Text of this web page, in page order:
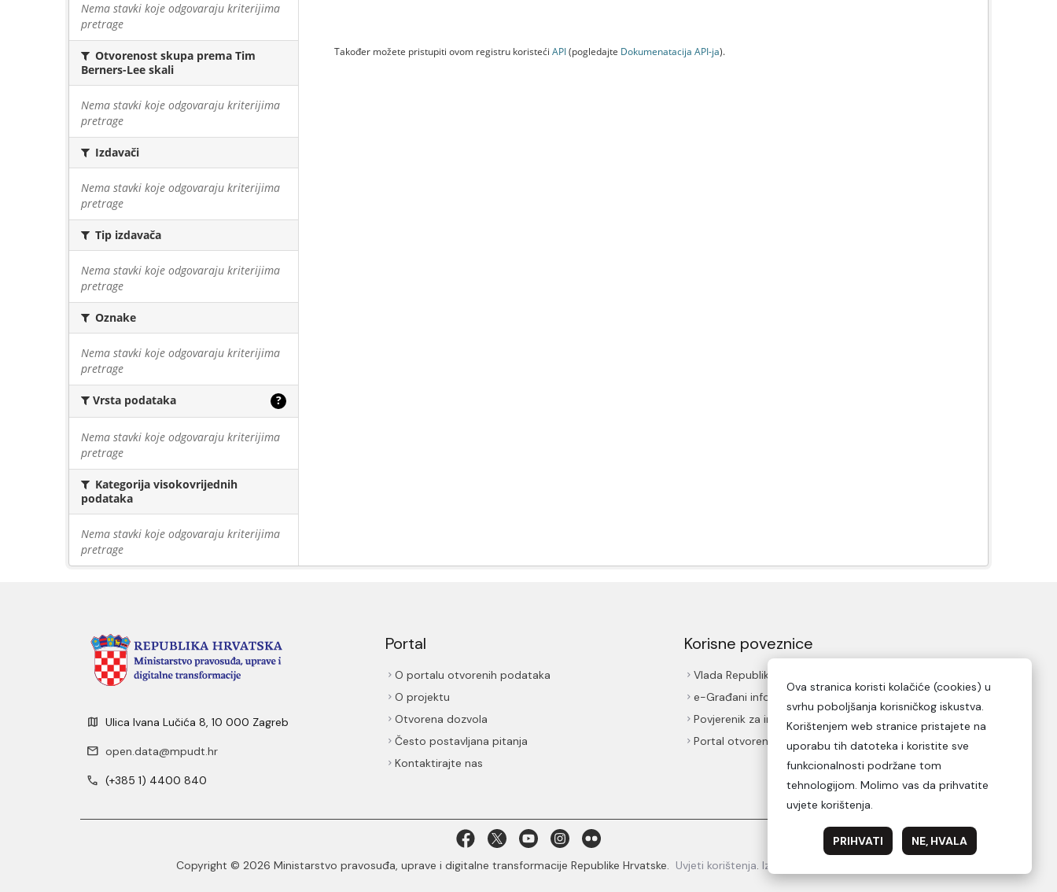
Nema stavki koje odgovaraju kriterijima
pretrage
Otvorenost skupa prema Tim
Berners-Lee skali
Nema stavki koje odgovaraju kriterijima
pretrage
Izdavači
Nema stavki koje odgovaraju kriterijima
pretrage
Tip izdavača
Nema stavki koje odgovaraju kriterijima
pretrage
Oznake
Nema stavki koje odgovaraju kriterijima
pretrage
Vrsta podataka ?
Nema stavki koje odgovaraju kriterijima
pretrage
Kategorija visokovrijednih
podataka
Nema stavki koje odgovaraju kriterijima
pretrage
Također možete pristupiti ovom registru koristeći API(pogledajte Dokumenаtаcijа API-jа).